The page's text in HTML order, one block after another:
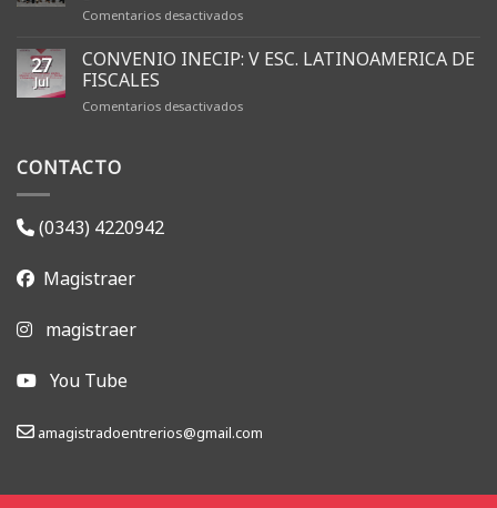
Comentarios desactivadosen
renovó
sus
y
27
Jul
CONVENIO INECIP: V ESC. LATINOAMERICA DE
FISCALES
Comentarios desactivadosen
CONTACTO
(0343) 4220942
Magistraer
magistraer
You Tube
amagistradoentrerios@gmail.com